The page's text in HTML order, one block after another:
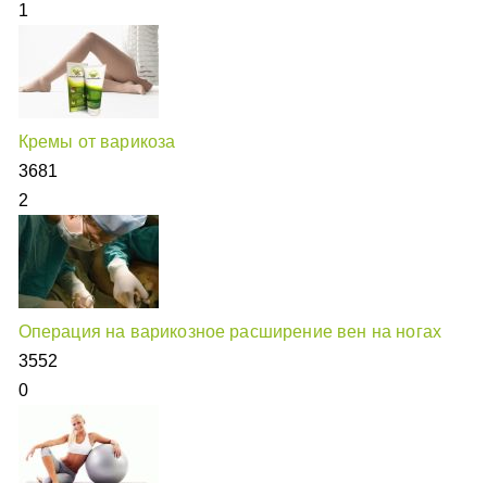
1
Кремы от варикоза
3681
2
Операция на варикозное расширение вен на ногах
3552
0